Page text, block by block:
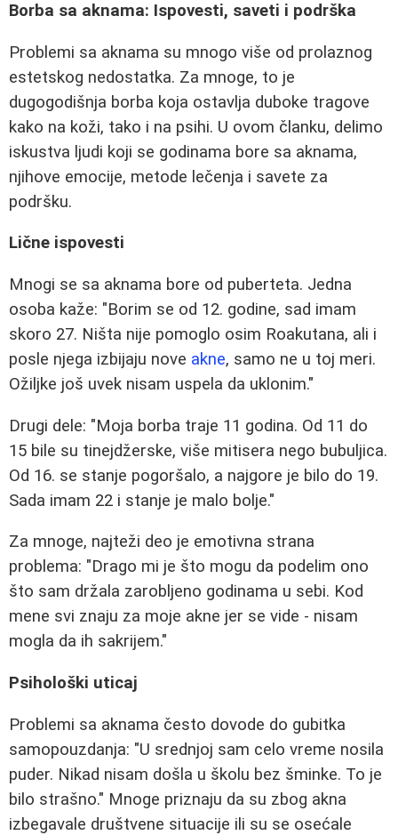
Borba sa aknama: Ispovesti, saveti i podrška
Problemi sa aknama su mnogo više od prolaznog
estetskog nedostatka. Za mnoge, to je
dugogodišnja borba koja ostavlja duboke tragove
kako na koži, tako i na psihi. U ovom članku, delimo
iskustva ljudi koji se godinama bore sa aknama,
njihove emocije, metode lečenja i savete za
podršku.
Lične ispovesti
Mnogi se sa aknama bore od puberteta. Jedna
osoba kaže: "Borim se od 12. godine, sad imam
skoro 27. Ništa nije pomoglo osim Roakutana, ali i
posle njega izbijaju nove akne, samo ne u toj meri.
Ožiljke još uvek nisam uspela da uklonim."
Drugi dele: "Moja borba traje 11 godina. Od 11 do
15 bile su tinejdžerske, više mitisera nego bubuljica.
Od 16. se stanje pogoršalo, a najgore je bilo do 19.
Sada imam 22 i stanje je malo bolje."
Za mnoge, najteži deo je emotivna strana
problema: "Drago mi je što mogu da podelim ono
što sam držala zarobljeno godinama u sebi. Kod
mene svi znaju za moje akne jer se vide - nisam
mogla da ih sakrijem."
Psihološki uticaj
Problemi sa aknama često dovode do gubitka
samopouzdanja: "U srednjoj sam celo vreme nosila
puder. Nikad nisam došla u školu bez šminke. To je
bilo strašno." Mnoge priznaju da su zbog akna
izbegavale društvene situacije ili su se osećale